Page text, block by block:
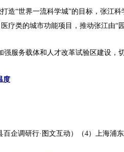
“世界一流科学城”的目标，张江科
疗类的城市功能项目，推动张江由“园
务载体和人才改革试验区建设，切
度